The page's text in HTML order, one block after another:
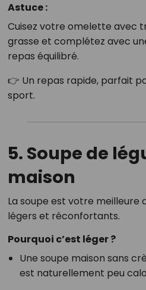
Astuce :
Cuisez votre omelette avec
grasse et complétez avec
repas équilibré.
👉 Un repas rapide, parfait
sport.
5. Soupe de
maison
La soupe est votre meilleure
légers et réconfortants.
Pourquoi c’est léger ?
Une soupe maison sans
est naturellement peu